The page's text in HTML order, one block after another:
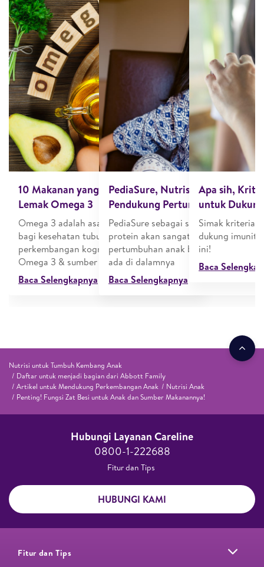
10 Makanan yang Mengandung Asam
Lemak Omega 3
Omega 3 adalah asam lemak yang penting
bagi kesehatan tubuh, jantung, otak, dan
perkembangan kognitif. Ini manfaat
Omega 3 & sumber makanan yang tepat
Baca Selengkapnya
PediaSure, Nutrisi Triple Protein
Pendukung Pertumbuhan Anak
PediaSure sebagai susu dengan triple
protein akan sangat membantu
pertumbuhan anak berkat
ada di dalamnya
Baca Selengkapnya
Apa sih,
untuk
Simak kriteria
dukung
ini!
Baca
Nutrisi untuk Tumbuh Kembang Anak
Daftar untuk menjadi bagian dari Abbott Family
Artikel untuk Mendukung Perkembangan Anak
Nutrisi Anak
Penting! Fungsi Zat Besi untuk Anak dan Sumber Makanannya!
Hubungi Layanan Careline​
0800-1-222688​
Fitur dan Tips ​
HUBUNGI KAMI
Fitur dan Tips